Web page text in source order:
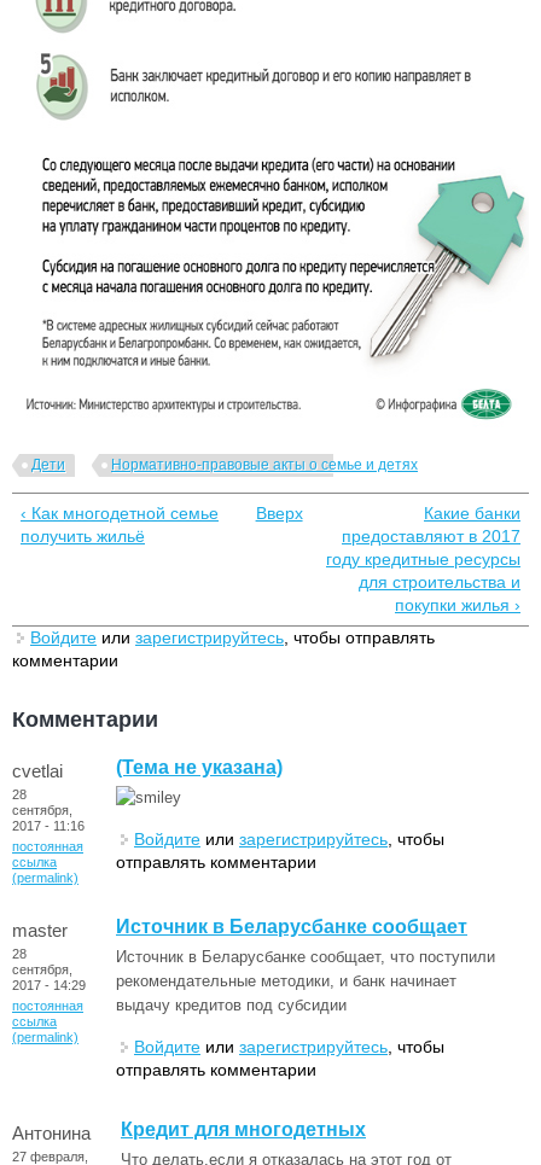
Дети Нормативно-правовые акты о семье и детях
‹ Как многодетной семье
получить жильё
Вверх
Какие банки
предоставляют в 2017
году кредитные ресурсы
для строительства и
покупки жилья ›
Войдите или зарегистрируйтесь , чтобы отправлять
комментарии
Комментарии
cvetlai
28
сентября,
2017 - 11:16
постоянная
ссылка
(permalink)
(Тема не указана)
Войдите или зарегистрируйтесь , чтобы
отправлять комментарии
master
28
сентября,
2017 - 14:29
постоянная
ссылка
(permalink)
Источник в Беларусбанке сообщает
Источник в Беларусбанке сообщает, что поступили
рекомендательные методики, и банк начинает
выдачу кредитов под субсидии
Войдите или зарегистрируйтесь , чтобы
отправлять комментарии
Антонина
27 февраля,
Кредит для многодетных
Что делать,если я отказалась на этот год от